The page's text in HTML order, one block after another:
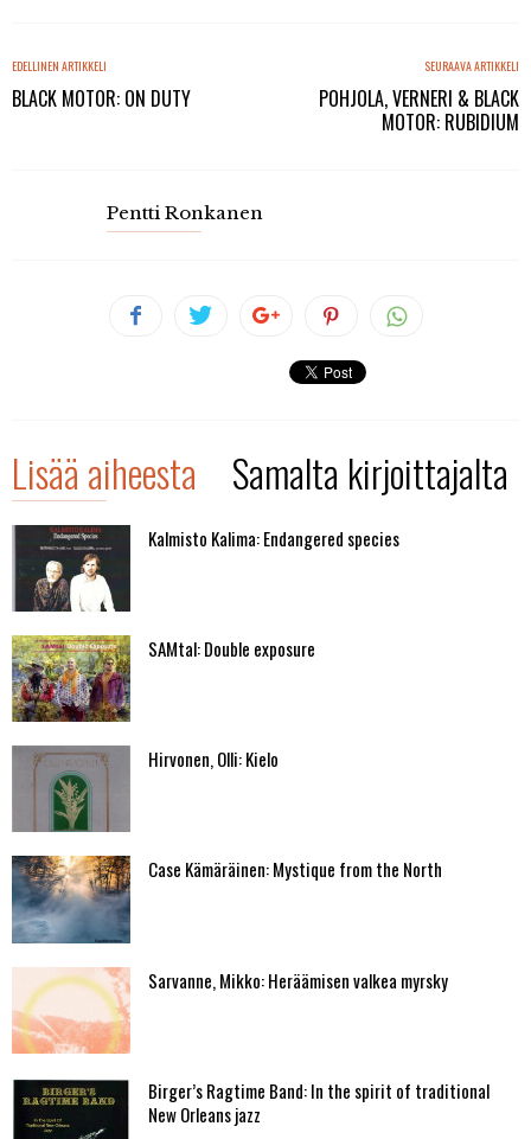
EDELLINEN ARTIKKELI
BLACK MOTOR: ON DUTY
SEURAAVA ARTIKKELI
POHJOLA, VERNERI & BLACK
MOTOR: RUBIDIUM
Pentti Ronkanen
Lisää aiheesta Samalta kirjoittajalta
Kalmisto Kalima: Endangered species
SAMtal: Double exposure
Hirvonen, Olli: Kielo
Case Kämäräinen: Mystique from the North
Sarvanne, Mikko: Heräämisen valkea myrsky
Birger’s Ragtime Band: In the spirit of traditional
New Orleans jazz